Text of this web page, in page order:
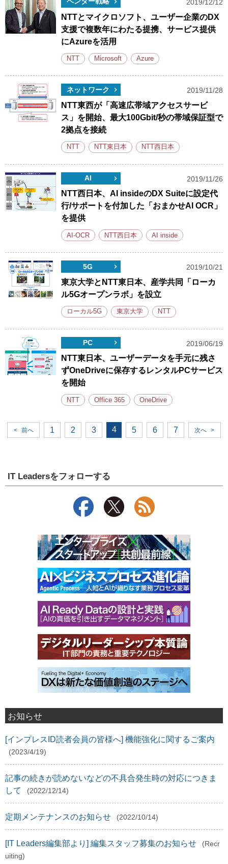
2019/12/12
NTTとマイクロソフト、ユーザー企業のDX
支援で複数年にわたる提携、サービス提供
にAzureを活用
NTT Microsoft Azure
ネットワーク 2019/11/28
NTT東西が「高速広帯域アクセスサービ
ス」を開始、最大100Gbit/秒の帯域保証型で
2拠点を接続
NTT NTT東日本 NTT西日本
AI 2019/11/26
NTT西日本、AI insideのDX Suiteに設定代
行/サポートを付加した「おまかせAI OCR」
を提供
AI-OCR NTT西日本 AI inside
5G 2019/10/21
東京大学とNTT東日本、産学共同「ローカ
ル5Gオープンラボ」を設立
ローカル5G 東京大学 NTT
PC 2019/06/19
NTT東日本、ユーザーデータを手元に残さ
ずOneDriveに保存するレンタルPCサービス
を開始
NTT Office 365 OneDrive
< 前へ 1 2 3 4 5 6 7 次へ >
IT Leadersをフォローする
お知らせ
[インプレスID読者会員の皆様へ] 機能強化に関するご案内
(2023/4/19)
記事の続きが読めないなどの不具合発生時の対応につきま
して
(2022/12/14)
定期メンテナンスのお知らせ (2022/10/14)
[IT Leaders編集部より] 編集スタッフ募集のお知らせ
(Recr
uiting)